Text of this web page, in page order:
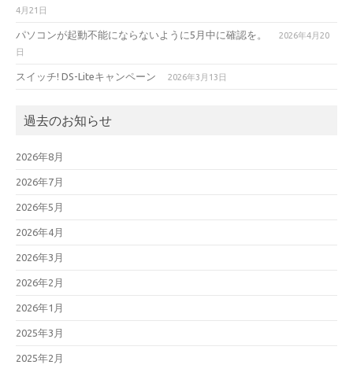
4月21日
パソコンが起動不能にならないように5月中に確認を。
2026年4月20
日
スイッチ! DS-Liteキャンペーン 2026年3月13日
過去のお知らせ
2026年8月
2026年7月
2026年5月
2026年4月
2026年3月
2026年2月
2026年1月
2025年3月
2025年2月